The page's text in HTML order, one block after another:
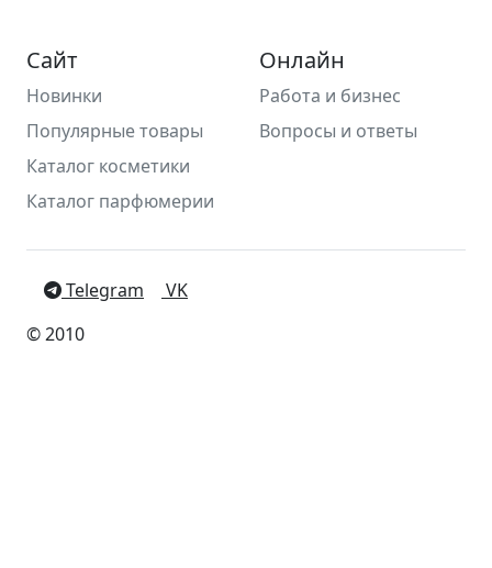
Сайт
Новинки
Популярные товары
Каталог косметики
Каталог парфюмерии
Онлайн
Работа и бизнес
Вопросы и ответы
Telegram
VK
© 2010